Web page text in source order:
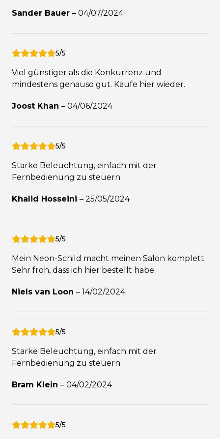
Sander Bauer – 04/07/2024
5/5
Viel günstiger als die Konkurrenz und
mindestens genauso gut. Kaufe hier wieder.
Joost Khan – 04/06/2024
5/5
Starke Beleuchtung, einfach mit der
Fernbedienung zu steuern.
Khalid Hosseini – 25/05/2024
5/5
Mein Neon-Schild macht meinen Salon komplett.
Sehr froh, dass ich hier bestellt habe.
Niels van Loon – 14/02/2024
5/5
Starke Beleuchtung, einfach mit der
Fernbedienung zu steuern.
Bram Klein – 04/02/2024
5/5